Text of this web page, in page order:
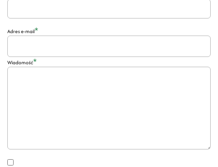
Adres e-mail*
Wiadomość*